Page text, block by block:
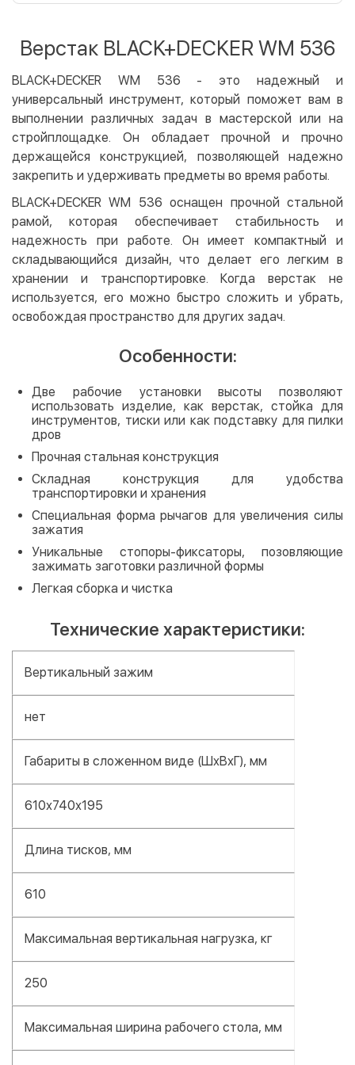
LiqPay
Apple Pay
Google Pay
Безналичный расчет
Оплата на карту юр.лица
Оплата на счет юр.лица
Кредит
Мгновенная рассрочка (Приватбанк)
Оплата частями (Приватбанк)
Покупка частями (Монобанк)
Верстак BLACK+DECKER WM 536
BLACK+DECKER WM 536 - это надежный и
универсальный инструмент, который поможет вам в
выполнении различных задач в мастерской или на
стройплощадке. Он обладает прочной и прочно
держащейся конструкцией, позволяющей надежно
закрепить и удерживать предметы во время работы.
BLACK+DECKER WM 536 оснащен прочной стальной
рамой, которая обеспечивает стабильность и
надежность при работе. Он имеет компактный и
складывающийся дизайн, что делает его легким в
хранении и транспортировке. Когда верстак не
используется, его можно быстро сложить и убрать,
освобождая пространство для других задач.
Особенности:
Две рабочие установки высоты позволяют
использовать изделие, как верстак, стойка для
инструментов, тиски или как подставку для пилки
дров
Прочная стальная конструкция
Складная конструкция для удобства
транспортировки и хранения
Специальная форма рычагов для увеличения силы
зажатия
Уникальные стопоры-фиксаторы, позовляющие
зажимать заготовки различной формы
Легкая сборка и чистка
Технические характеристики:
Вертикальный зажим​
нет
Габариты в сложенном виде (ШхВхГ), мм
610х740х195
Длина тисков, мм
610
Максимальная вертикальная нагрузка, кг
250
Максимальная ширина рабочего стола, мм